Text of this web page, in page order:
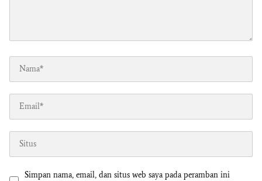
Simpan nama, email, dan situs web saya pada peramban ini